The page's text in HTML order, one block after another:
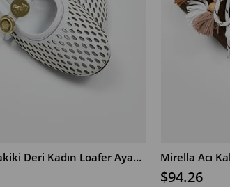
Alea Beyaz Hakiki Deri Kadın Loafer Ayakkabı В КОРЗИНУ
$94.26